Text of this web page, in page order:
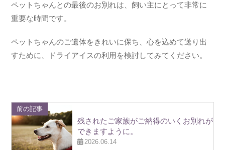
ペットちゃんとの最後のお別れは、飼い主にとって非常に
重要な時間です。
ペットちゃんのご遺体をきれいに保ち、心を込めて送り出
すために、ドライアイスの利用を検討してみてください。
前の記事
残されたご家族がご納得のいくお別れが
できますように。
2026.06.14